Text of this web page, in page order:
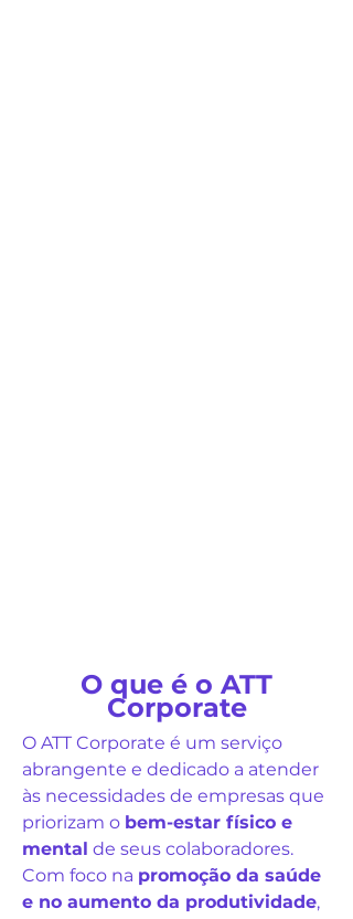
O que é o ATT
Corporate
O ATT Corporate é um serviço
abrangente e dedicado a atender
às necessidades de empresas que
priorizam o bem-estar físico e
mental de seus colaboradores.
Com foco na promoção da saúde
e no aumento da produtividade,